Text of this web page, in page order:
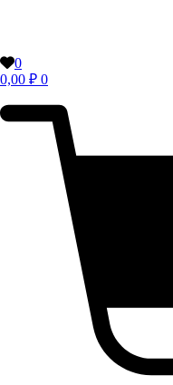
0
0,00 ₽ 0